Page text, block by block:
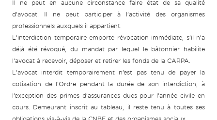
Il ne peut en aucune circonstance faire état de sa qualité
d’avocat. Il ne peut participer à l’activité des organismes
professionnels auxquels il appartient.
L’interdiction temporaire emporte révocation immédiate, s’il n’a
déjà été révoqué, du mandat par lequel le bâtonnier habilite
l’avocat à recevoir, déposer et retirer les fonds de la CARPA.
L’avocat interdit temporairement n’est pas tenu de payer la
cotisation de l’Ordre pendant la durée de son interdiction, à
l’exception des primes d’assurances dues pour l’année civile en
cours. Demeurant inscrit au tableau, il reste tenu à toutes ses